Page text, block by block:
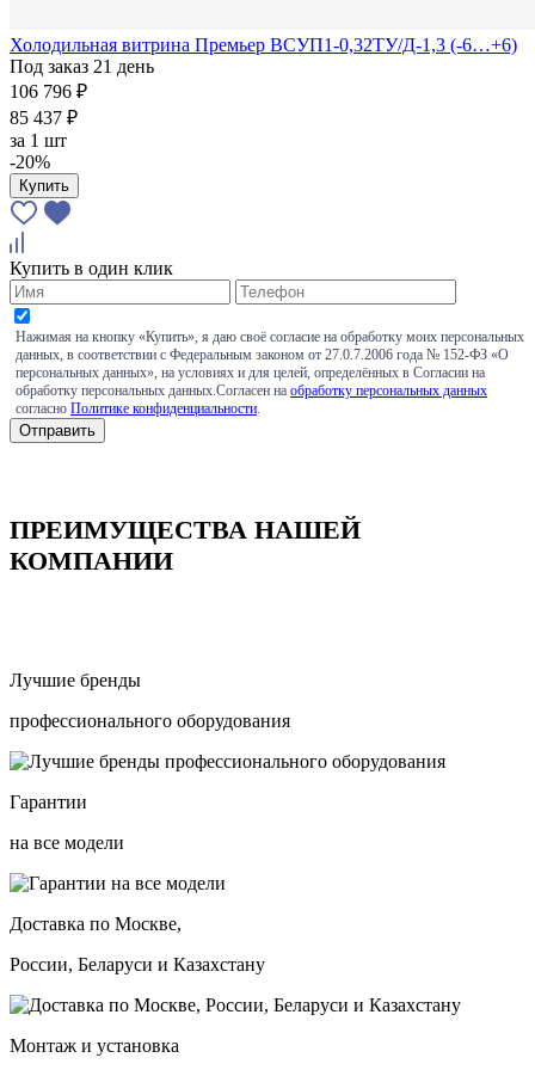
Холодильная витрина Премьер ВСУП1-0,32ТУ/Д-1,3 (-6…+6)
Под заказ 21 день
106 796 ₽
85 437 ₽
за 1 шт
-20%
Купить
Купить в один клик
Нажимая на кнопку «Купить», я даю своё согласие на обработку моих персональных
данных, в соответствии с Федеральным законом от 27.0.7.2006 года № 152-ФЗ «О
персональных данных», на условиях и для целей, определённых в Согласии на
обработку персональных данных.Согласен на обработку персональных данных
согласно Политике конфиденциальности
ПРЕИМУЩЕСТВА НАШЕЙ
КОМПАНИИ
Лучшие бренды
профессионального оборудования
Гарантии
на все модели
Доставка по Москве,
России, Беларуси и Казахстану
Монтаж и установка